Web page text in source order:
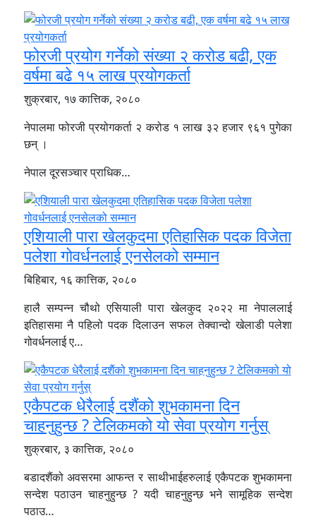
फोरजी प्रयोग गर्नेको संख्या २ करोड बढी, एक
वर्षमा बढे १५ लाख प्रयोगकर्ता
शुक्रबार, १७ कात्तिक, २०८०
नेपालमा फोरजी प्रयोगकर्ता २ करोड १ लाख ३२ हजार ९६१ पुगेका
छन् ।
नेपाल दूरसञ्चार प्राधिक…
एशियाली पारा खेलकुदमा एतिहासिक पदक विजेता
पलेशा गोवर्धनलाई एनसेलको सम्मान
बिहिबार, १६ कात्तिक, २०८०
हालै सम्पन्न चौथो एसियाली पारा खेलकुद २०२२ मा नेपाललाई
इतिहासमा नै पहिलो पदक दिलाउन सफल तेक्वान्दो खेलाडी पलेशा
गोवर्धनलाई ए…
एकैपटक धेरैलाई दशैंको शुभकामना दिन
चाहनुहुन्छ ? टेलिकमको यो सेवा प्रयोग गर्नुस्
शुक्रबार, ३ कात्तिक, २०८०
बडादशैंको अवसरमा आफन्त र साथीभाईहरुलाई एकैपटक शुभकामना
सन्देश पठाउन चाहनुहुन्छ ? यदी चाहनुहुन्छ भने सामूहिक सन्देश
पठाउ…